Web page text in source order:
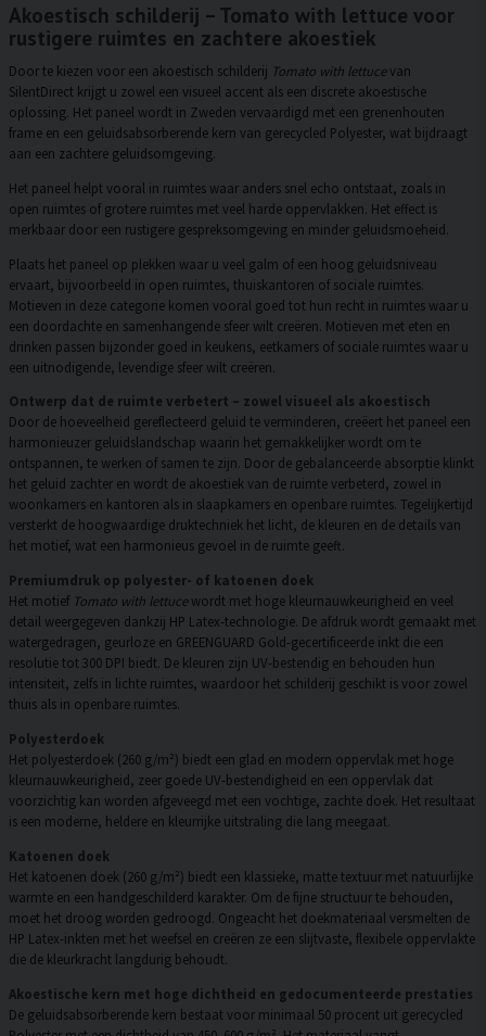
Akoestisch schilderij – Tomato with lettuce voor
rustigere ruimtes en zachtere akoestiek
Door te kiezen voor een akoestisch schilderij Tomato with lettucevan
SilentDirect krijgt u zowel een visueel accent als een discrete akoestische
oplossing. Het paneel wordt in Zweden vervaardigd met een grenenhouten
frame en een geluidsabsorberende kern van gerecycled Polyester, wat bijdraagt
aan een zachtere geluidsomgeving.
Het paneel helpt vooral in ruimtes waar anders snel echo ontstaat, zoals in
open ruimtes of grotere ruimtes met veel harde oppervlakken. Het effect is
merkbaar door een rustigere gespreksomgeving en minder geluidsmoeheid.
Plaats het paneel op plekken waar u veel galm of een hoog geluidsniveau
ervaart, bijvoorbeeld in open ruimtes, thuiskantoren of sociale ruimtes.
Motieven in deze categorie komen vooral goed tot hun recht in ruimtes waar u
een doordachte en samenhangende sfeer wilt creëren. Motieven met eten en
drinken passen bijzonder goed in keukens, eetkamers of sociale ruimtes waar u
een uitnodigende, levendige sfeer wilt creëren.
Ontwerp dat de ruimte verbetert – zowel visueel als akoestisch
Door de hoeveelheid gereflecteerd geluid te verminderen, creëert het paneel een
harmonieuzer geluidslandschap waarin het gemakkelijker wordt om te
ontspannen, te werken of samen te zijn. Door de gebalanceerde absorptie klinkt
het geluid zachter en wordt de akoestiek van de ruimte verbeterd, zowel in
woonkamers en kantoren als in slaapkamers en openbare ruimtes. Tegelijkertijd
versterkt de hoogwaardige druktechniek het licht, de kleuren en de details van
het motief, wat een harmonieus gevoel in de ruimte geeft.
Premiumdruk op polyester- of katoenen doek
Het motief Tomato with lettucewordt met hoge kleurnauwkeurigheid en veel
detail weergegeven dankzij HP Latex-technologie. De afdruk wordt gemaakt met
watergedragen, geurloze en GREENGUARD Gold-gecertificeerde inkt die een
resolutie tot 300 DPI biedt. De kleuren zijn UV-bestendig en behouden hun
intensiteit, zelfs in lichte ruimtes, waardoor het schilderij geschikt is voor zowel
thuis als in openbare ruimtes.
Polyesterdoek
Het polyesterdoek (260 g/m²) biedt een glad en modern oppervlak met hoge
kleurnauwkeurigheid, zeer goede UV-bestendigheid en een oppervlak dat
voorzichtig kan worden afgeveegd met een vochtige, zachte doek. Het resultaat
is een moderne, heldere en kleurrijke uitstraling die lang meegaat.
Katoenen doek
Het katoenen doek (260 g/m²) biedt een klassieke, matte textuur met natuurlijke
warmte en een handgeschilderd karakter. Om de fijne structuur te behouden,
moet het droog worden gedroogd. Ongeacht het doekmateriaal versmelten de
HP Latex-inkten met het weefsel en creëren ze een slijtvaste, flexibele oppervlakte
die de kleurkracht langdurig behoudt.
Akoestische kern met hoge dichtheid en gedocumenteerde prestaties
De geluidsabsorberende kern bestaat voor minimaal 50 procent uit gerecycled